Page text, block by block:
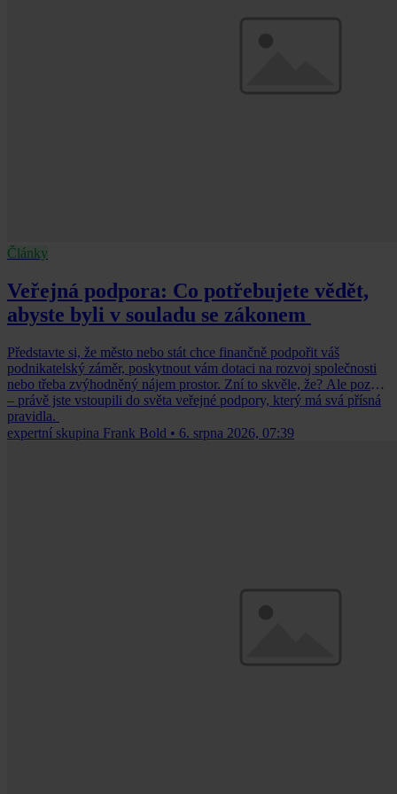
Články
Veřejná podpora: Co potřebujete vědět,
abyste byli v souladu se zákonem
Představte si, že město nebo stát chce finančně podpořit váš
podnikatelský záměr, poskytnout vám dotaci na rozvoj společnosti
nebo třeba zvýhodněný nájem prostor. Zní to skvěle, že? Ale pozor
– právě jste vstoupili do světa veřejné podpory, který má svá přísná
pravidla.
expertní skupina Frank Bold • 6. srpna 2026, 07:39